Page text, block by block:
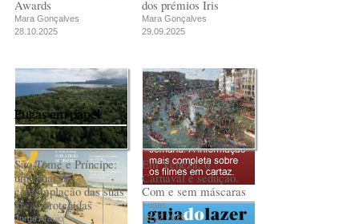
Awards
Mara Gonçalves
28.10.2025
dos prémios Iris
Mara Gonçalves
29.09.2025
São Tomé e Príncipe:
um olhar de
contemplação das suas
áreas protegidas
Jorge Araújo
Em Veneza, o
Carnaval é sedução.
Com e sem máscaras
Fugas
18.02.2025
Fugas em papel